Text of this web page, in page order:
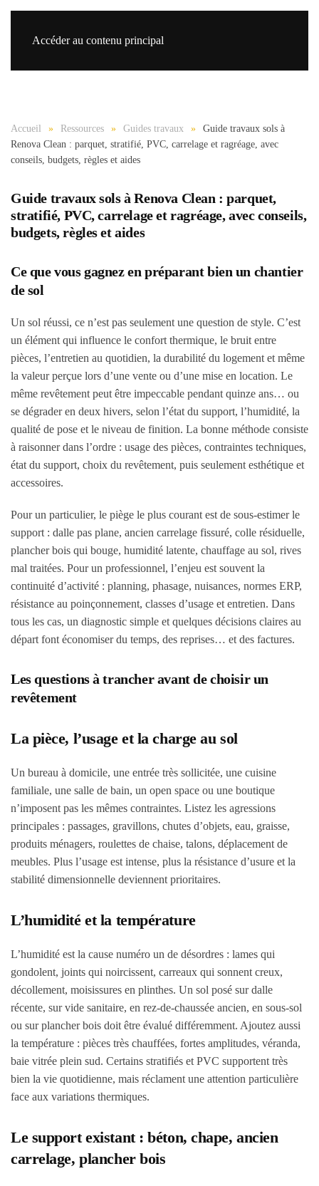
Accéder au contenu principal
Accueil Ressources Guides travaux
Guide travaux sols à
Renova Clean : parquet, stratifié, PVC, carrelage et ragréage, avec
conseils, budgets, règles et aides
Guide travaux sols à Renova Clean : parquet,
stratifié, PVC, carrelage et ragréage, avec conseils,
budgets, règles et aides
Ce que vous gagnez en préparant bien un chantier
de sol
Un sol réussi, ce n’est pas seulement une question de style. C’est
un élément qui influence le confort thermique, le bruit entre
pièces, l’entretien au quotidien, la durabilité du logement et même
la valeur perçue lors d’une vente ou d’une mise en location. Le
même revêtement peut être impeccable pendant quinze ans… ou
se dégrader en deux hivers, selon l’état du support, l’humidité, la
qualité de pose et le niveau de finition. La bonne méthode consiste
à raisonner dans l’ordre : usage des pièces, contraintes techniques,
état du support, choix du revêtement, puis seulement esthétique et
accessoires.
Pour un particulier, le piège le plus courant est de sous-estimer le
support : dalle pas plane, ancien carrelage fissuré, colle résiduelle,
plancher bois qui bouge, humidité latente, chauffage au sol, rives
mal traitées. Pour un professionnel, l’enjeu est souvent la
continuité d’activité : planning, phasage, nuisances, normes ERP,
résistance au poinçonnement, classes d’usage et entretien. Dans
tous les cas, un diagnostic simple et quelques décisions claires au
départ font économiser du temps, des reprises… et des factures.
Les questions à trancher avant de choisir un
revêtement
La pièce, l’usage et la charge au sol
Un bureau à domicile, une entrée très sollicitée, une cuisine
familiale, une salle de bain, un open space ou une boutique
n’imposent pas les mêmes contraintes. Listez les agressions
principales : passages, gravillons, chutes d’objets, eau, graisse,
produits ménagers, roulettes de chaise, talons, déplacement de
meubles. Plus l’usage est intense, plus la résistance d’usure et la
stabilité dimensionnelle deviennent prioritaires.
L’humidité et la température
L’humidité est la cause numéro un de désordres : lames qui
gondolent, joints qui noircissent, carreaux qui sonnent creux,
décollement, moisissures en plinthes. Un sol posé sur dalle
récente, sur vide sanitaire, en rez-de-chaussée ancien, en sous-sol
ou sur plancher bois doit être évalué différemment. Ajoutez aussi
la température : pièces très chauffées, fortes amplitudes, véranda,
baie vitrée plein sud. Certains stratifiés et PVC supportent très
bien la vie quotidienne, mais réclament une attention particulière
face aux variations thermiques.
Le support existant : béton, chape, ancien
carrelage, plancher bois